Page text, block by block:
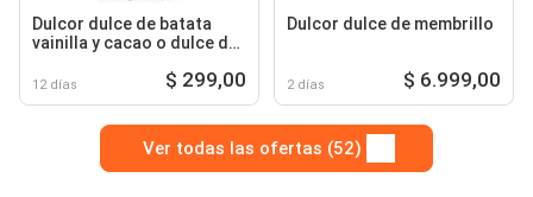
Dulcor dulce de batata
vainilla y cacao o dulce de
12 días $ 299,00
Dulcor dulce de membrillo
2 días $ 6.999,00
Ver todas las ofertas (52)